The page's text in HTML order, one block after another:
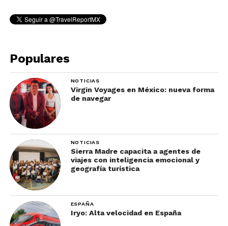
Populares
NOTICIAS
Virgin Voyages en México: nueva forma
de navegar
NOTICIAS
Sierra Madre capacita a agentes de
viajes con inteligencia emocional y
geografía turística
ESPAÑA
Iryo: Alta velocidad en España